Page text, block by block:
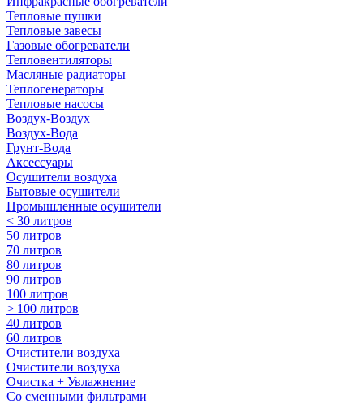
Тепловые пушки
Тепловые завесы
Газовые обогреватели
Тепловентиляторы
Масляные радиаторы
Теплогенераторы
Тепловые насосы
Воздух-Воздух
Воздух-Вода
Грунт-Вода
Аксессуары
Осушители воздуха
Бытовые осушители
Промышленные осушители
< 30 литров
50 литров
70 литров
80 литров
90 литров
100 литров
> 100 литров
40 литров
60 литров
Очистители воздуха
Очистители воздуха
Очистка + Увлажнение
Cо сменными фильтрами